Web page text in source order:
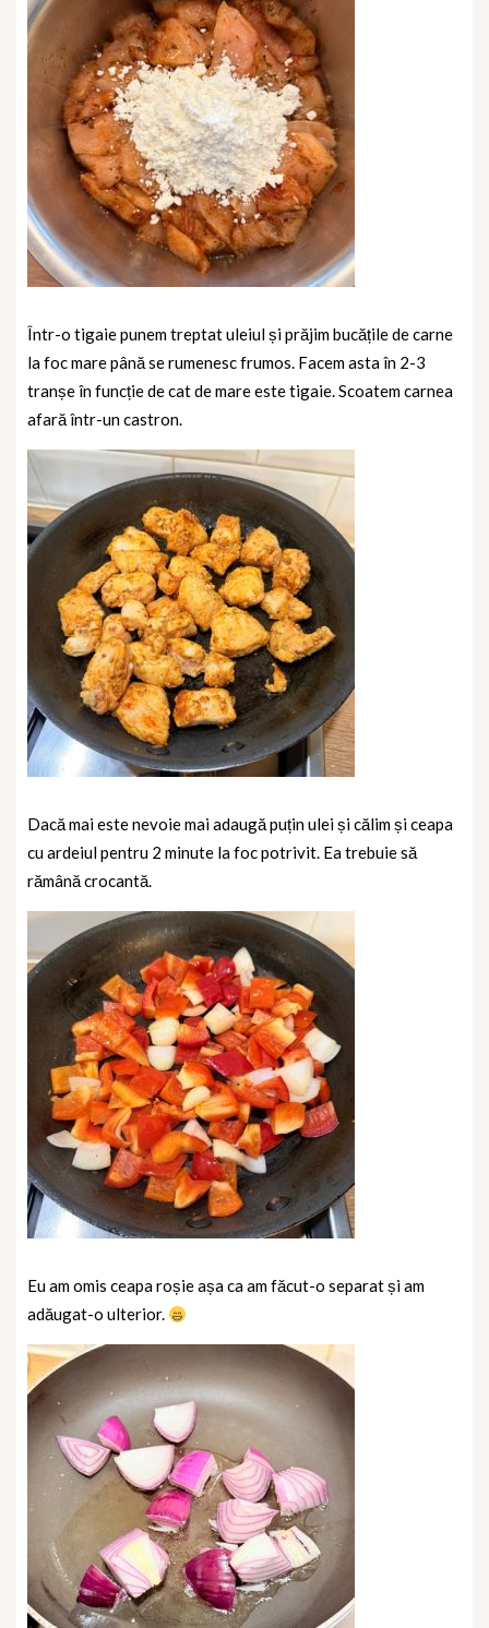
Într-o tigaie punem treptat uleiul și prăjim bucățile de carne
la foc mare până se rumenesc frumos. Facem asta în 2-3
tranșe în funcție de cat de mare este tigaie. Scoatem carnea
afară într-un castron.
Dacă mai este nevoie mai adaugă puțin ulei și călim și ceapa
cu ardeiul pentru 2 minute la foc potrivit. Ea trebuie să
rămână crocantă.
Eu am omis ceapa roșie așa ca am făcut-o separat și am
adăugat-o ulterior.